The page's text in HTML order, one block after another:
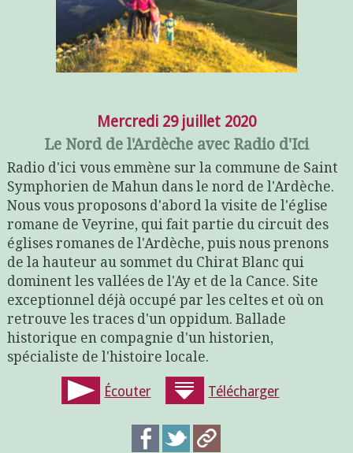
Mercredi 29 juillet 2020
Le Nord de l'Ardèche avec Radio d'Ici
Radio d'ici vous emmène sur la commune de Saint
Symphorien de Mahun dans le nord de l'Ardèche.
Nous vous proposons d'abord la visite de l'église
romane de Veyrine, qui fait partie du circuit des
églises romanes de l'Ardèche, puis nous prenons
de la hauteur au sommet du Chirat Blanc qui
dominent les vallées de l'Ay et de la Cance. Site
exceptionnel déjà occupé par les celtes et où on
retrouve les traces d'un oppidum. Ballade
historique en compagnie d'un historien,
spécialiste de l'histoire locale.
Écouter Télécharger